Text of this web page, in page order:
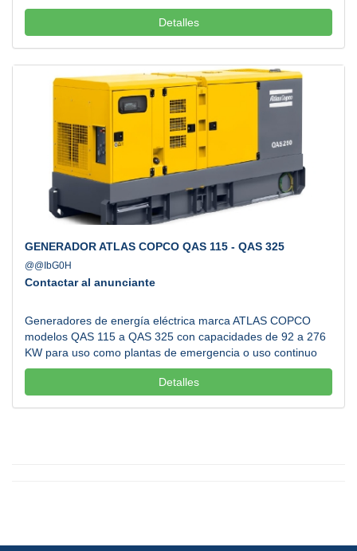
aplicaciones al tiempo que le ayudarán a reducir costos de
combustible y mantenimiento. Conoce más:
Detalles
GENERADOR ATLAS COPCO QAS 115 - QAS 325
@@IbG0H
Contactar al anunciante
Generadores de energía eléctrica marca ATLAS COPCO
modelos QAS 115 a QAS 325 con capacidades de 92 a 276
KW para uso como plantas de emergencia o uso continuo
24/7. Diseñados especialmente para utilizarse en áreas
como la construcción, industria manufacturera, hospitales y
Detalles